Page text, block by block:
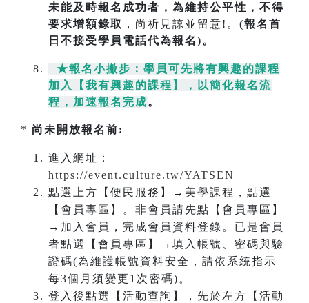
未能及時報名成功者，為維持公平性，不得
要求增額錄取 ，尚祈見諒並留意!。 (報名首
日不接受學員電話代為報名)。
★報名小撇步：學員可先將有興趣的課程
加入【我有興趣的課程】，以簡化報名流
程，加速報名完成。
* 尚未開放報名前:
進入網址：
https://event.culture.tw/YATSEN
點選上方【便民服務】→美學課程，點選
【會員專區】。非會員請先點【會員專區】
→加入會員，完成會員資料登錄。已是會員
者點選【會員專區】→填入帳號、密碼與驗
證碼(為維護帳號資料安全，請依系統指示
每3個月須變更1次密碼)。
登入後點選【活動查詢】，先於左方【活動